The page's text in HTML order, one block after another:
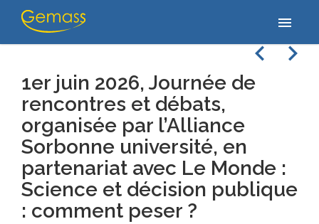
menu
Accueil/Actualités
organisée par l’Alliance Sorbonne université, en partenariat…
navigate_beforenavigate_next
1er juin 2026, Journée de
rencontres et débats,
organisée par l’Alliance
Sorbonne université, en
partenariat avec Le Monde :
Science et décision publique
: comment peser ?